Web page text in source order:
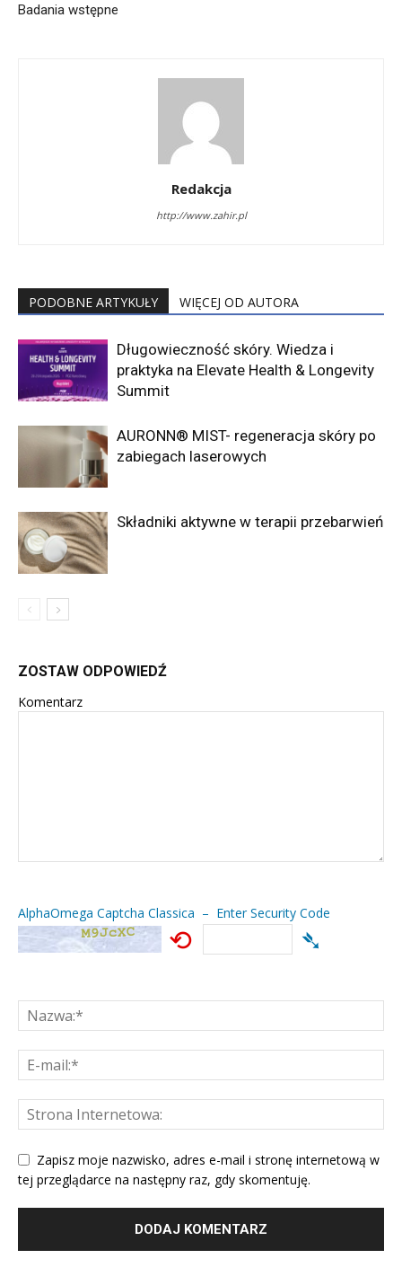
Badania wstępne
Redakcja
http://www.zahir.pl
PODOBNE ARTYKUŁY WIĘCEJ OD AUTORA
Długowieczność skóry. Wiedza i
praktyka na Elevate Health & Longevity
Summit
AURONN® MIST- regeneracja skóry po
zabiegach laserowych
Składniki aktywne w terapii przebarwień
ZOSTAW ODPOWIEDŹ
Komentarz
AlphaOmega Captcha Classica – Enter Security Code
⟲ ➴
Zapisz moje nazwisko, adres e-mail i stronę internetową w
tej przeglądarce na następny raz, gdy skomentuję.